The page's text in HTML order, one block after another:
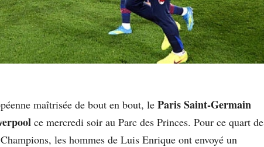
maîtrisée de bout en bout, le Paris Saint-Germain
ce mercredi soir au Parc des Princes. Pour ce quart de
les hommes de Luis Enrique ont envoyé un